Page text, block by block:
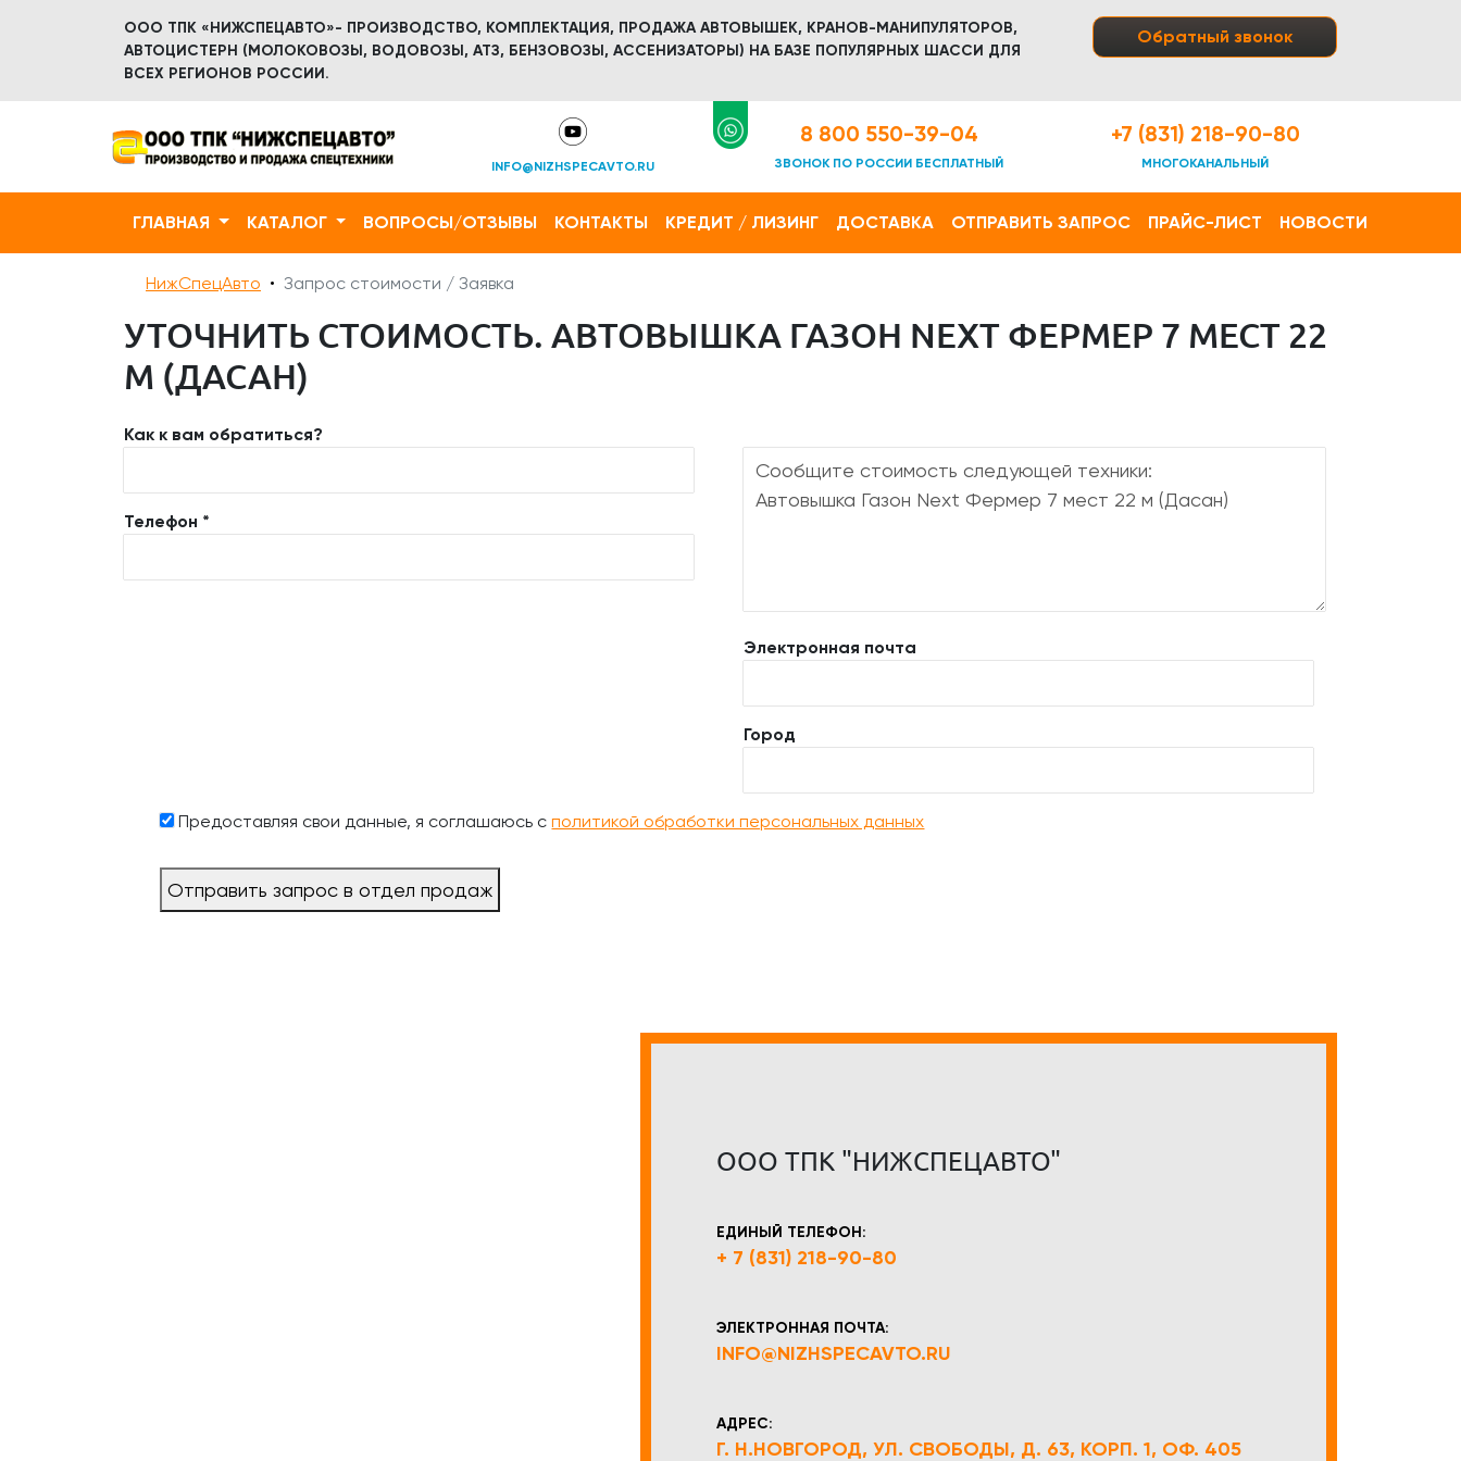
ООО ТПК «НИЖСПЕЦАВТО»- ПРОИЗВОДСТВО, КОМПЛЕКТАЦИЯ, ПРОДАЖА АВТОВЫШЕК, КРАНОВ-МАНИПУЛЯТОРОВ,
АВТОЦИСТЕРН (МОЛОКОВОЗЫ, ВОДОВОЗЫ, АТЗ, БЕНЗОВОЗЫ, АССЕНИЗАТОРЫ) НА БАЗЕ ПОПУЛЯРНЫХ ШАССИ ДЛЯ
ВСЕХ РЕГИОНОВ РОССИИ.
Обратный звонок
INFO@NIZHSPECAVTO.RU
8 800 550-39-04
ЗВОНОК ПО РОССИИ БЕСПЛАТНЫЙ
+7 (831) 218-90-80
МНОГОКАНАЛЬНЫЙ
ГЛАВНАЯ КАТАЛОГ ВОПРОСЫ/ОТЗЫВЫ КОНТАКТЫ КРЕДИТ / ЛИЗИНГ ДОСТАВКА ОТПРАВИТЬ ЗАПРОС ПРАЙС-ЛИСТ НОВОСТИ
НижСпецАвто Запрос стоимости / Заявка
УТОЧНИТЬ СТОИМОСТЬ. АВТОВЫШКА ГАЗОН NEXT ФЕРМЕР 7 МЕСТ 22
М (ДАСАН)
Как к вам обратиться?
Телефон *
Электронная почта
Город
Предоставляя свои данные, я соглашаюсь сполитикой обработки персональных данных
Отправить запрос в отдел продаж
ООО ТПК "НИЖСПЕЦАВТО"
ЕДИНЫЙ ТЕЛЕФОН:
+ 7 (831) 218-90-80
ЭЛЕКТРОННАЯ ПОЧТА:
INFO@NIZHSPECAVTO.RU
АДРЕС:
Г. Н.НОВГОРОД, УЛ. СВОБОДЫ, Д. 63, КОРП. 1, ОФ. 405